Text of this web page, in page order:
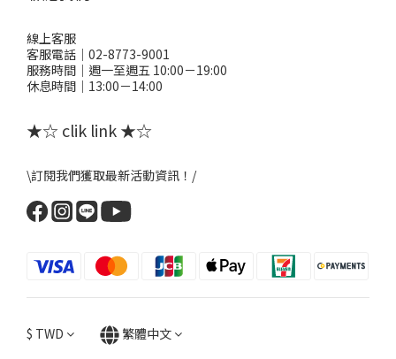
線上客服
客服電話｜02-8773-9001
服務時間｜週一至週五 10:00－19:00
休息時間｜13:00－14:00
★☆ clik link ★☆
\訂閱我們獲取最新活動資訊！/
$ TWD 繁體中文